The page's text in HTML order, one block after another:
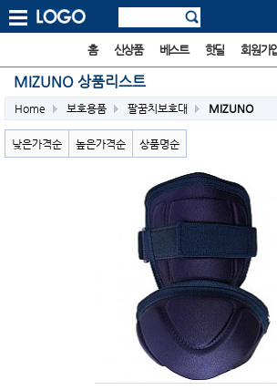
홈 신상품 베스트 핫딜 회원가
MIZUNO 상품리스트
Home 보호용품 팔꿈치보호대 MIZUNO
낮은가격순 높은가격순 상품명순